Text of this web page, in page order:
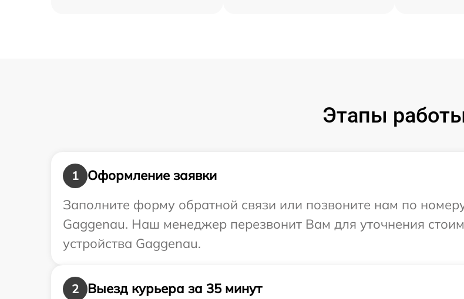
Этапы
1
Оформление заявки
Заполните форму обратной связи или позвоните нам по
Gaggenau. Наш менеджер перезвонит Вам для уточнения
устройства Gaggenau.
2
Выезд курьера за 35 минут